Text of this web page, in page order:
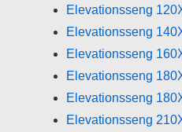
Elevationsseng
Elevationsseng
Elevationsseng
Elevationsseng
Elevationsseng
Elevationsseng